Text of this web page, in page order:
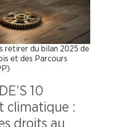
retirer du bilan 2025 de
et des Parcours
10
climatique :
droits au